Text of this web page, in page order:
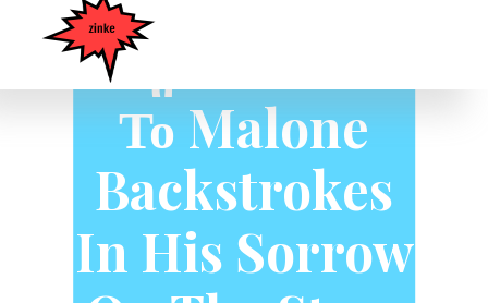
Δημοσιεύστε
Το Malone
Backstrokes
In His Sorrow